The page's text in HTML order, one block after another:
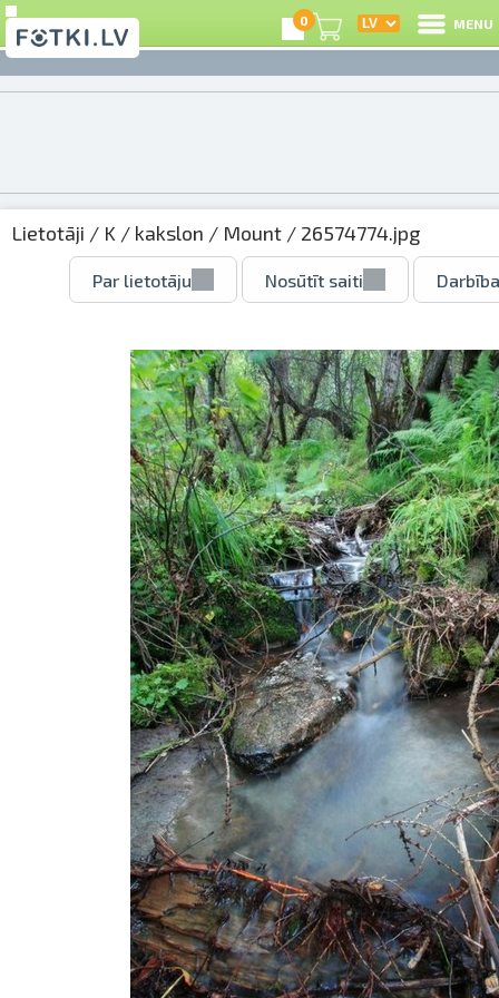
0 MENU
Lietotāji / K / kakslon / Mount / 26574774.jpg
Par lietotāju Nosūtīt saiti